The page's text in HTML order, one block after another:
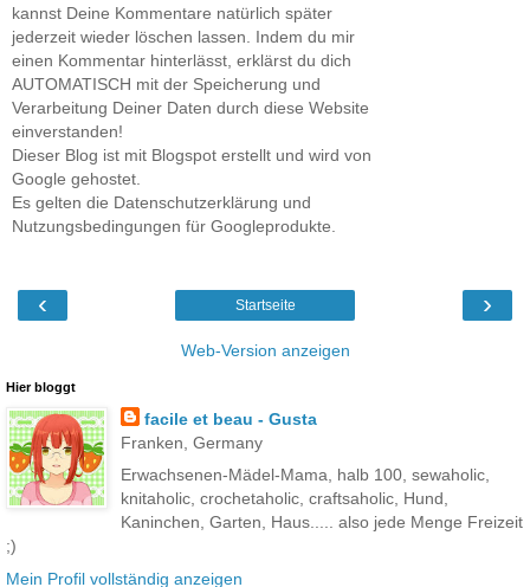
kannst Deine Kommentare natürlich später
jederzeit wieder löschen lassen. Indem du mir
einen Kommentar hinterlässt, erklärst du dich
AUTOMATISCH mit der Speicherung und
Verarbeitung Deiner Daten durch diese Website
einverstanden!
Dieser Blog ist mit Blogspot erstellt und wird von
Google gehostet.
Es gelten die Datenschutzerklärung und
Nutzungsbedingungen für Googleprodukte.
‹ ›
Startseite
Web-Version anzeigen
Hier bloggt
facile et beau - Gusta
Franken, Germany
Erwachsenen-Mädel-Mama, halb 100, sewaholic,
knitaholic, crochetaholic, craftsaholic, Hund,
Kaninchen, Garten, Haus..... also jede Menge Freizeit
;)
Mein Profil vollständig anzeigen